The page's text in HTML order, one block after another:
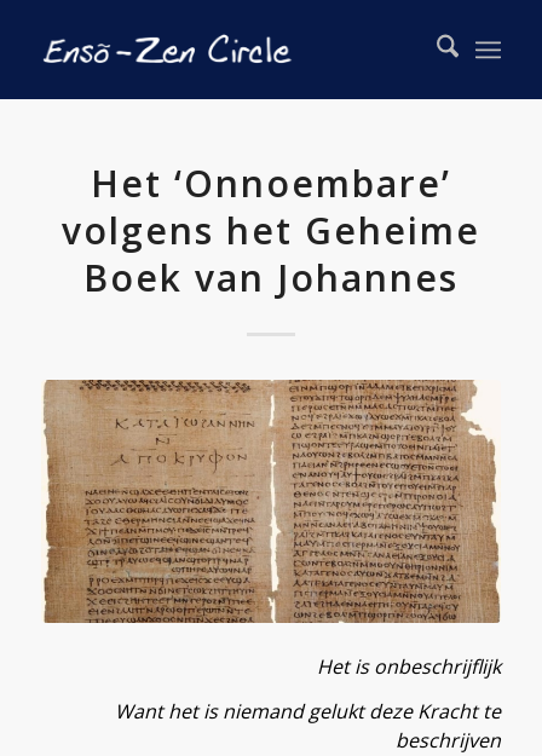
Het ‘Onnoembare’
volgens het Geheime
Boek van Johannes
Het is onbeschrijflijk
Want het is niemand gelukt deze Kracht te
beschrijven